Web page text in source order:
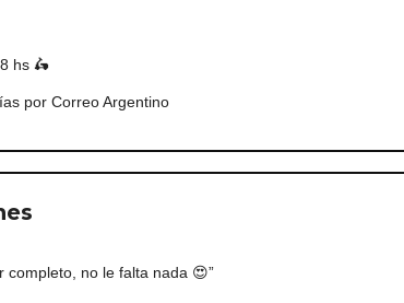
hs 🛵
por Correo Argentino
completo, no le falta nada 😍”